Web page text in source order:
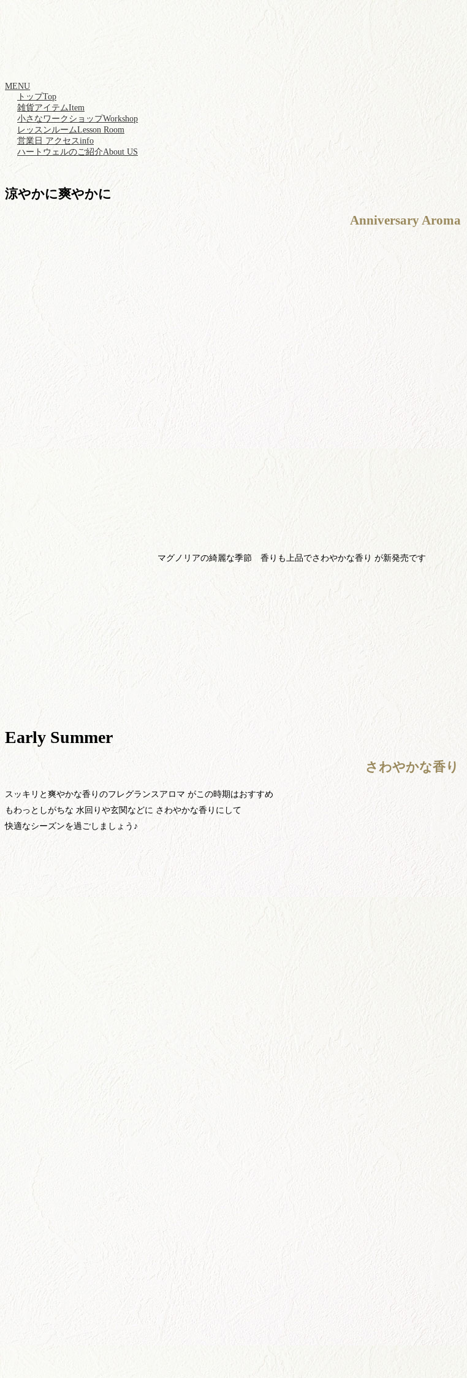
MENU
トップTop
雑貨アイテムItem
小さなワークショップWorkshop
レッスンルームLesson Room
営業日 アクセスinfo
ハートウェルのご紹介About US
涼やかに爽やかに
Anniversary Aroma
マグノリアの綺麗な季節 香りも上品でさわやかな香り が新発売です
Early Summer
さわやかな香り
スッキリと爽やかな香りのフレグランスアロマ がこの時期はおすすめ
もわっとしがちな 水回りや玄関などに さわやかな香りにして
快適なシーズンを過ごしましょう♪